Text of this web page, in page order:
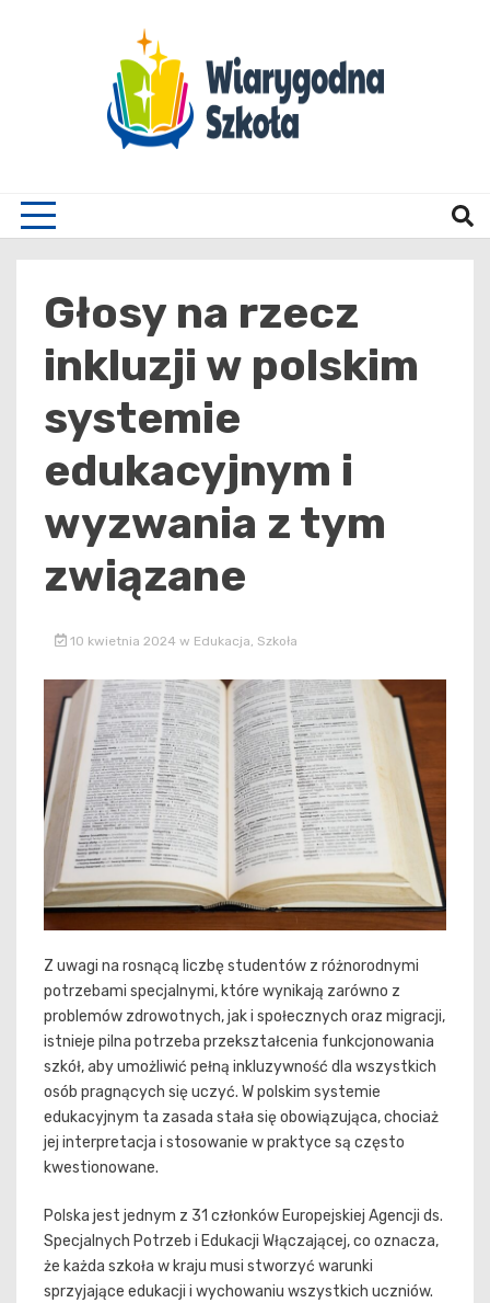
Głosy na rzecz
inkluzji w polskim
systemie
edukacyjnym i
wyzwania z tym
związane
10 kwietnia 2024 w Edukacja Szkoła
Z uwagi na rosnącą liczbę studentów z różnorodnymi
potrzebami specjalnymi, które wynikają zarówno z
problemów zdrowotnych, jak i społecznych oraz migracji,
istnieje pilna potrzeba przekształcenia funkcjonowania
szkół, aby umożliwić pełną inkluzywność dla wszystkich
osób pragnących się uczyć. W polskim systemie
edukacyjnym ta zasada stała się obowiązująca, chociaż
jej interpretacja i stosowanie w praktyce są często
kwestionowane.
Polska jest jednym z 31 członków Europejskiej Agencji ds.
Specjalnych Potrzeb i Edukacji Włączającej, co oznacza,
że każda szkoła w kraju musi stworzyć warunki
sprzyjające edukacji i wychowaniu wszystkich uczniów.